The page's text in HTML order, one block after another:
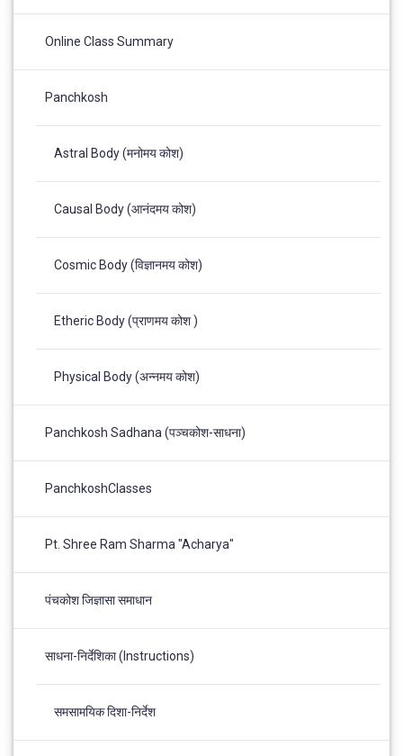
Online Class Summary
Panchkosh
Astral Body (मनोमय कोश)
Causal Body (आनंदमय कोश)
Cosmic Body (विज्ञानमय कोश)
Etheric Body (प्राणमय कोश )
Physical Body (अन्नमय कोश)
Panchkosh Sadhana (पञ्चकोश-साधना)
PanchkoshClasses
Pt. Shree Ram Sharma "Acharya"
पंचकोश जिज्ञासा समाधान
साधना-निर्देशिका (Instructions)
समसामयिक दिशा-निर्देश